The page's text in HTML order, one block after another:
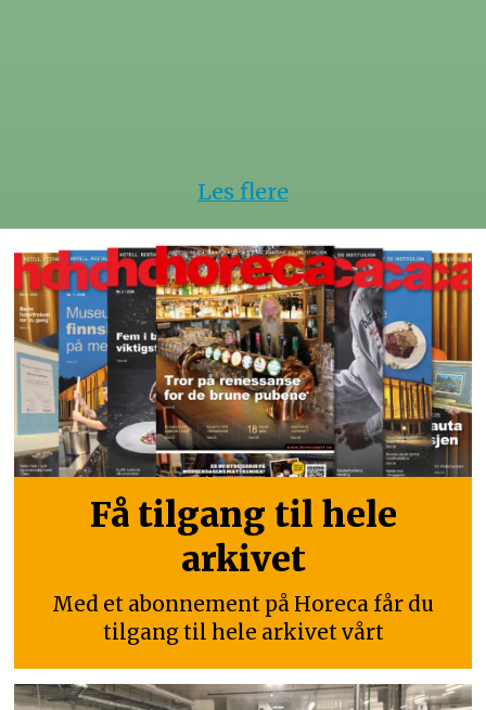
Les flere
Få tilgang til hele
arkivet
Med et abonnement på Horeca får du
tilgang til hele arkivet vårt